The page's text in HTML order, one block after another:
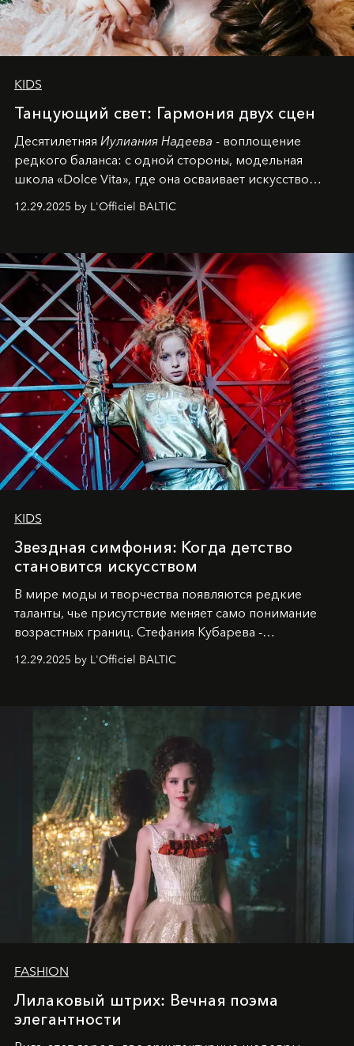
KIDS
Танцующий свет: Гармония двух сцен
Десятилетняя Иулиания Надеева - воплощение
редкого баланса: с одной стороны, модельная
школа «Dolce Vita», где она осваивает искусство
балетная студия при хореографическом училище,
танцевального пути за плечами.
12.29.2025 by L'Officiel BALTIC
KIDS
Звездная симфония: Когда детство
становится искусством
В мире моды и творчества появляются редкие
таланты, чье присутствие меняет само понимание
возрастных границ. Стефания Кубарева -
харизмы, чье имя уже украшает обложки
2025
и LUXIA June 2025, представляет собой
уникальное явление современной культуры.
12.29.2025 by L'Officiel BALTIC
FASHION
Лилаковый штрих: Вечная поэма
элегантности